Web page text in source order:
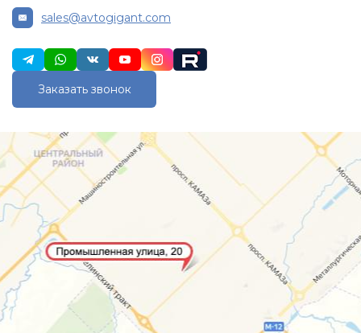
sales@avtogigant.com
Заказать звонок